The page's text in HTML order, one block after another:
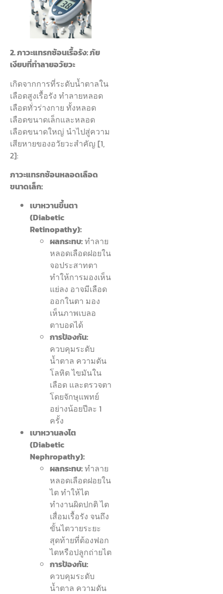
2. ภาวะแทรกซ้อนเรื้อรัง: ภัย
เงียบที่ทำลายอวัยวะ
เกิดจากการที่ระดับน้ำตาลใน
เลือดสูงเรื้อรัง ทำลายหลอด
เลือดทั่วร่างกาย ทั้งหลอด
เลือดขนาดเล็กและหลอด
เลือดขนาดใหญ่ นำไปสู่ความ
เสียหายของอวัยวะสำคัญ [1,
2]:
ภาวะแทรกซ้อนหลอดเลือด
ขนาดเล็ก:
เบาหวานขึ้นตา
(Diabetic
Retinopathy):
ผลกระทบ:ทำลาย
หลอดเลือดฝอยใน
จอประสาทตา
ทำให้การมองเห็น
แย่ลง อาจมีเลือด
ออกในตา มอง
เห็นภาพเบลอ
ตาบอดได้
การป้องกัน:
ควบคุมระดับ
น้ำตาล ความดัน
โลหิต ไขมันใน
เลือด และตรวจตา
โดยจักษุแพทย์
อย่างน้อยปีละ 1
ครั้ง
เบาหวานลงไต
(Diabetic
Nephropathy):
ผลกระทบ:ทำลาย
หลอดเลือดฝอยใน
ไต ทำให้ไต
ทำงานผิดปกติ ไต
เสื่อมเรื้อรัง จนถึง
ขั้นไตวายระยะ
สุดท้ายที่ต้องฟอก
ไตหรือปลูกถ่ายไต
การป้องกัน:
ควบคุมระดับ
น้ำตาล ความดัน